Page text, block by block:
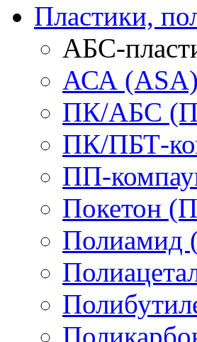
Пластики,
АБС-
АСА (ASA)
ПК/АБС
ПК/ПБТ-
ПП-
Покетон
Полиамид